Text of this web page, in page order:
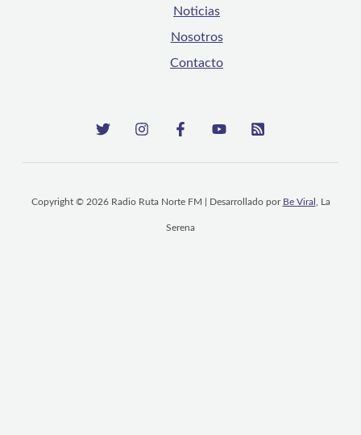
Noticias
Nosotros
Contacto
Copyright © 2026 Radio Ruta Norte FM | Desarrollado por Be Viral , La
Serena